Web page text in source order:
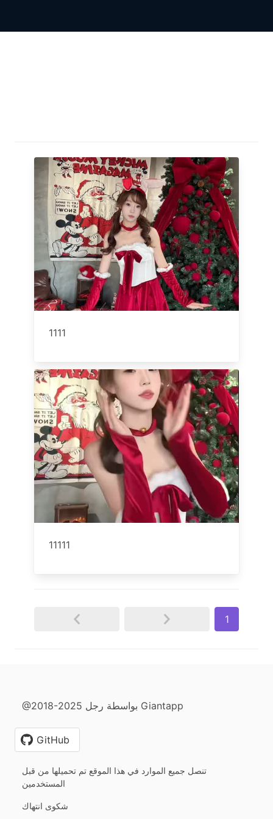
1111
11111
1
@2018-2025 بواسطة رجل Giantapp
GitHub
تنصل جميع الموارد في هذا الموقع تم تحميلها من قبل
المستخدمين
شكوى انتهاك